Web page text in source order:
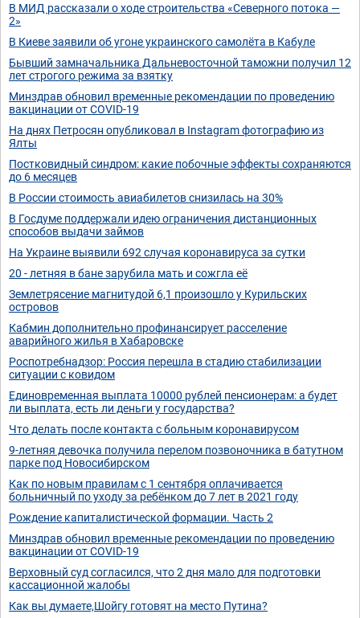
В МИД рассказали о ходе строительства «Северного потока —
2»
В Киеве заявили об угоне украинского самолёта в Кабуле
Бывший замначальника Дальневосточной таможни получил 12
лет строгого режима за взятку
Минздрав обновил временные рекомендации по проведению
вакцинации от COVID-19
На днях Петросян опубликовал в Instagram фотографию из
Ялты
Постковидный синдром: какие побочные эффекты сохраняются
до 6 месяцев
В России стоимость авиабилетов снизилась на 30%
В Госдуме поддержали идею ограничения дистанционных
способов выдачи займов
На Украине выявили 692 случая коронавируса за сутки
20 - летняя в бане зарубила мать и сожгла её
Землетрясение магнитудой 6,1 произошло у Курильских
островов
Кабмин дополнительно профинансирует расселение
аварийного жилья в Хабаровске
Роспотребнадзор: Россия перешла в стадию стабилизации
ситуации с ковидом
Единовременная выплата 10000 рублей пенсионерам: а будет
ли выплата, есть ли деньги у государства?
Что делать после контакта с больным коронавирусом
9-летняя девочка получила перелом позвоночника в батутном
парке под Новосибирском
Как по новым правилам с 1 сентября оплачивается
больничный по уходу за ребёнком до 7 лет в 2021 году
Рождение капиталистической формации. Часть 2
Минздрав обновил временные рекомендации по проведению
вакцинации от COVID-19
Верховный суд согласился, что 2 дня мало для подготовки
кассационной жалобы
Как вы думаете,Шойгу готовят на место Путина?